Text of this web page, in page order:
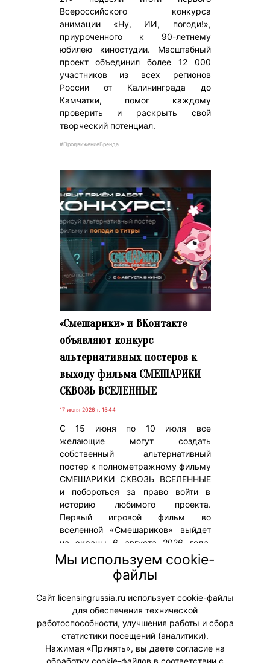
Всероссийского конкурса
анимации «Ну, ИИ, погоди!»,
приуроченного к 90-летнему
юбилею киностудии. Масштабный
проект объединил более 12 000
участников из всех регионов
России от Калининграда до
Камчатки, помог каждому
проверить и раскрыть свой
творческий потенциал.
#ПродвижениеБренда
«Смешарики» и ВКонтакте
объявляют конкурс
альтернативных постеров к
выходу фильма СМЕШАРИКИ
СКВОЗЬ ВСЕЛЕННЫЕ
17 июня 2026 г. 15:44
С 15 июня по 10 июля все
желающие могут создать
собственный альтернативный
постер к полнометражному фильму
СМЕШАРИКИ СКВОЗЬ ВСЕЛЕННЫЕ
и побороться за право войти в
историю любимого проекта.
Первый игровой фильм во
вселенной «Смешариков» выйдет
на экраны 6 августа 2026 года.
Прокатчик – кинопрокатная
компания «Вольга». Проект
создается при поддержке
Кинопоиска.
#ПродвижениеБренда
Мы используем cookie-
файлы
Сайт licensingrussia.ru использует cookie-файлы
для обеспечения технической
работоспособности, улучшения работы и сбора
статистики посещений (аналитики).
Нажимая «Принять», вы даете согласие на
обработку cookie-файлов в соответствии с